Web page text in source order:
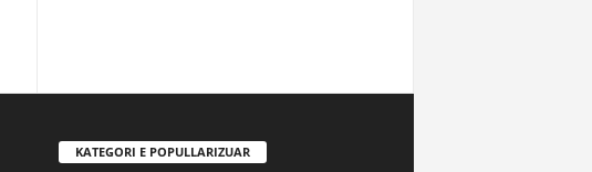
KATEGORI E POPULLARIZUAR